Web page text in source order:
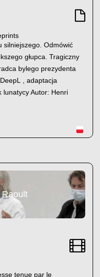
silniejszego. Odmówić
głupca. Tragiczny
bylego prezydenta
, adaptacja
lunatycy Autor: Henri
Raoult
tenue par le